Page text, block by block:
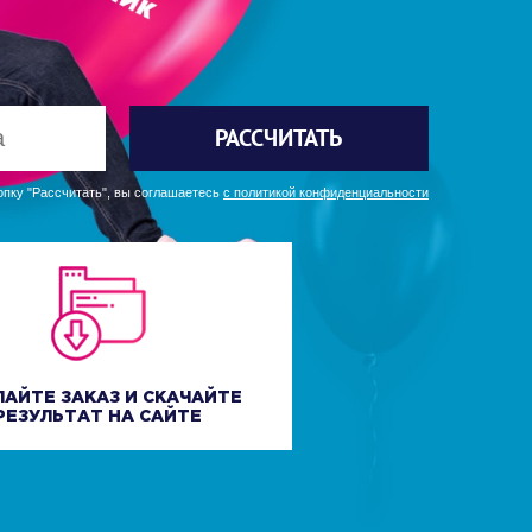
РАССЧИТАТЬ
"Рассчитать", вы соглашаетесь с политикой конфиденциальности
ЗАКАЗ И СКАЧАЙТЕ
НА САЙТЕ